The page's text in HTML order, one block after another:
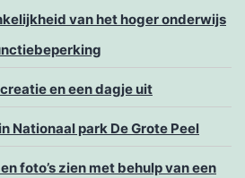
van het hoger onderwijs
en een dagje uit
Nationaal park De Grote Peel
foto’s zien met behulp van een